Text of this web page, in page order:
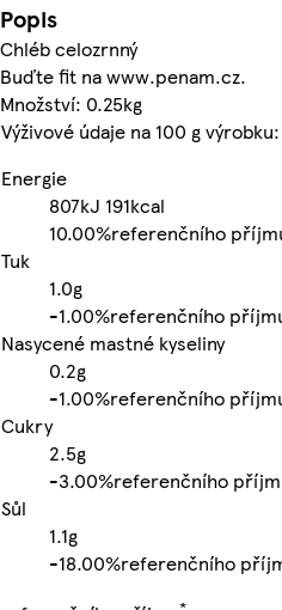
Popis
Chléb celozrnný
Buďte fit na www.penam.cz.
Množství: 0.25kg
Výživové údaje na 100 g výrobku:
Energie
807kJ 191kcal
10.00%referenčního
Tuk
1.0g
-1.00%referenčního
Nasycené mastné kyseliny
0.2g
-1.00%referenčního
Cukry
2.5g
-3.00%referenčního
Sůl
1.1g
-18.00%referenčního